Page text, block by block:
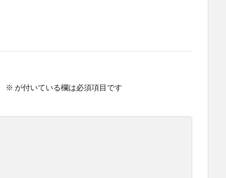
※ が付いている欄は必須項目です